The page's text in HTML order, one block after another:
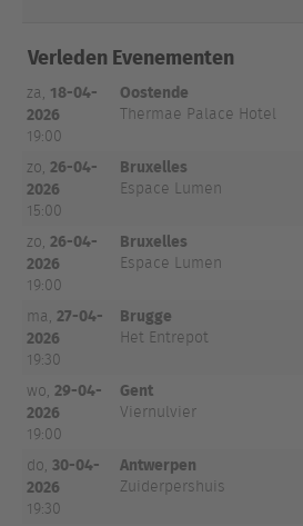
en tijd Plaats
Verleden Evenementen
za, 18-04-
2026
19:00
Oostende
Thermae Palace Hotel
zo, 26-04-
2026
15:00
Bruxelles
Espace Lumen
zo,26-04-
2026
19:00
Bruxelles
Espace Lumen
ma, 27-04-
2026
19:30
Brugge
Het Entrepot
wo,29-04-
2026
19:00
Gent
Viernulvier
do,30-04-
2026
19:30
Antwerpen
Zuiderpershuis